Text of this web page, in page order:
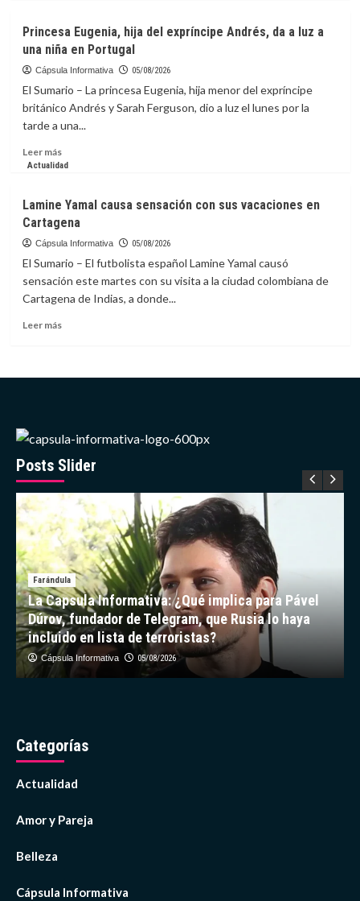
universal
carnívoras:
Darwin
lo
predijo
150
años
la
confirma
Princesa Eugenia, hija del expríncipe Andrés, da a luz a
una niña en Portugal
Cápsula Informativa 05/08/2026
El Sumario – La princesa Eugenia, hija menor del expríncipe
británico Andrés y Sarah Ferguson, dio a luz el lunes por la
tarde a una...
Leer másLeer
más
Eugenia,
hija
del
expríncipe
da
a
en
Actualidad
Lamine Yamal causa sensación con sus vacaciones en
Cartagena
Cápsula Informativa 05/08/2026
El Sumario – El futbolista español Lamine Yamal causó
sensación este martes con su visita a la ciudad colombiana de
Cartagena de Indias, a donde...
Leer másLeer
sus
vacaciones
Cartagena
Posts Slider
Farándula
La Capsula Informativa: ¿Qué implica para Pável
Dúrov, fundador de Telegram, que Rusia lo haya
incluido en lista de terroristas?
Cápsula Informativa 05/08/2026
Categorías
Actualidad
Amor y Pareja
Belleza
Cápsula Informativa